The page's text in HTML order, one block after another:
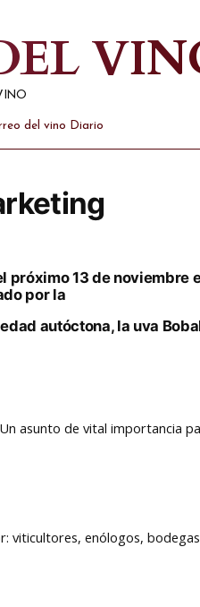
del vino Diario
próximo 13 de noviembre
por la
autóctona, la uva
asunto de vital importancia
viticultores, enólogos,